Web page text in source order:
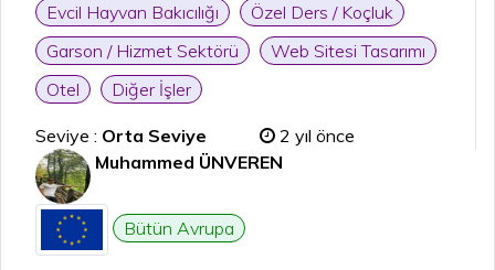
Evcil Hayvan Bakıcılığı
Özel Ders / Koçluk
Garson / Hizmet Sektörü
Web Sitesi Tasarımı
Otel
Diğer İşler
Seviye : Orta Seviye
2 yıl önce
Muhammed ÜNVEREN
Bütün Avrupa